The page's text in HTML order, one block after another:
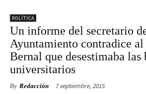
POLÍTICA
Un informe del secretario
Ayuntamiento contradice
Bernal que desestimaba las
universitarios
By Redacción 7 septiembre, 2015